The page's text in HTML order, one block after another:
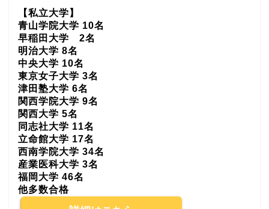
【私立大学】
青山学院大学 10名
早稲田大学 2名
明治大学 8名
中央大学 10名
東京女子大学 3名
津田塾大学 6名
関西学院大学 9名
関西大学 5名
同志社大学 11名
立命館大学 17名
西南学院大学 34名
産業医科大学 3名
福岡大学 46名
他多数合格